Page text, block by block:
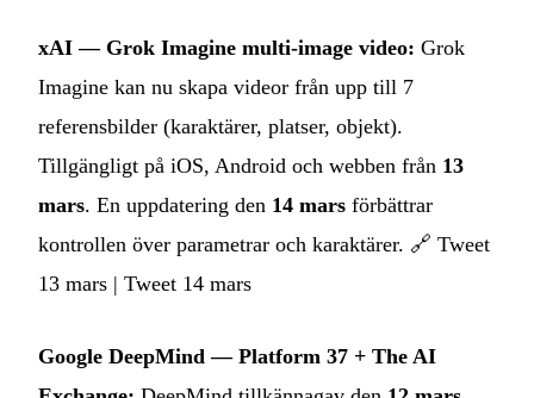
xAI — Grok Imagine multi‑image video: Grok
Imagine kan nu skapa videor från upp till 7
referensbilder (karaktärer, platser, objekt).
Tillgängligt på iOS, Android och webben från 13
mars. En uppdatering den 14 mars förbättrar
kontrollen över parametrar och karaktärer. 🔗 Tweet
13 mars | Tweet 14 mars
Google DeepMind — Platform 37 + The AI